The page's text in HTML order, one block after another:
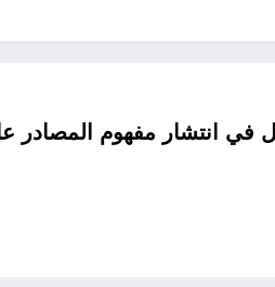
مفهوم المصادر عام 1990 هو